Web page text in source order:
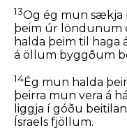
13Og ég mun sækja
þeim úr löndunum
halda þeim til haga
á öllum byggðum
14Ég mun halda
þeirra mun vera á
liggja í góðu
Ísraels fjöllum.